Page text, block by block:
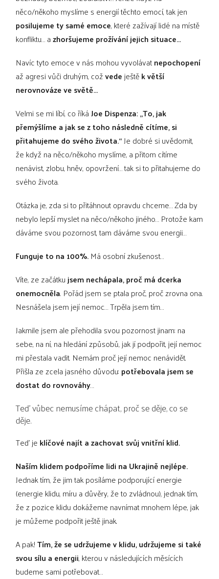
něco/někoho myslíme s energií těchto emocí, tak jen
posilujeme ty samé emoce, které zažívají lidé na místě
konfliktu… azhoršujeme prožívání jejich situace…
Navíc tyto emoce v nás mohou vyvolávatnepochopení
až agresi vůči druhým, cožvede ještěk větší
nerovnováze ve světě…
Velmi se mi líbí, co říká Joe Dispenza: „To, jak
přemýšlíme a jak se z toho následně cítíme, si
přitahujeme do svého života.“Je dobré si uvědomit,
že když na něco/někoho myslíme, a přitom cítíme
nenávist, zlobu, hněv, opovržení… tak si to přitahujeme do
svého života.
Otázka je, zda si to přitáhnout opravdu chceme… Zda by
nebylo lepší myslet na něco/někoho jiného… Protože kam
dáváme svou pozornost, tam dáváme svou energii…
Funguje to na 100%. Má osobní zkušenost…
Víte, ze začátkujsem nechápala, proč má dcerka
onemocněla. Pořád jsem se ptala proč, proč zrovna ona.
Nesnášela jsem její nemoc… Trpěla jsem tím…
Jakmile jsem ale přehodila svou pozornost jinam: na
sebe, na ní, na hledání způsobů, jak jí podpořit, její nemoc
mi přestala vadit. Nemám proč její nemoc nenávidět.
Přišla ze zcela jasného důvodu: potřebovala jsem se
dostat do rovnováhy…
Teď vůbec nemusíme chápat, proč se děje, co se
děje.
Teď je klíčové najít a zachovat svůj vnitřní klid.
Naším klidem podpoříme lidi na Ukrajině nejlépe.
Jednak tím, že jim tak posíláme podporující energie
(energie klidu, míru a důvěry, že to zvládnou), jednak tím,
že z pozice klidu dokážeme navnímat mnohem lépe, jak
je můžeme podpořit ještě jinak.
A pak!Tím, že se udržujeme v klidu, udržujeme si také
svou sílu a energii, kterou v následujících měsících
budeme sami potřebovat…